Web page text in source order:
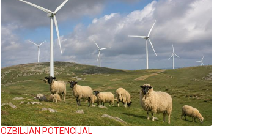
OZBILJAN POTENCIJAL